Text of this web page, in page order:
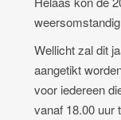
Wellicht zal dit
aangetikt
voor iedereen
vanaf 18.00 uur